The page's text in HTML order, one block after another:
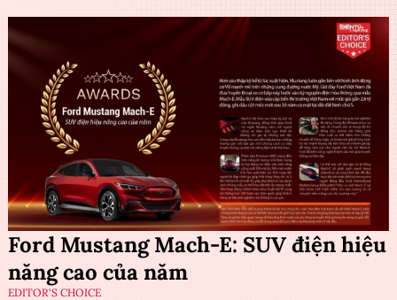
Ford Mustang Mach-E: SUV điện hiệu
năng cao của năm
EDITOR'S CHOICE